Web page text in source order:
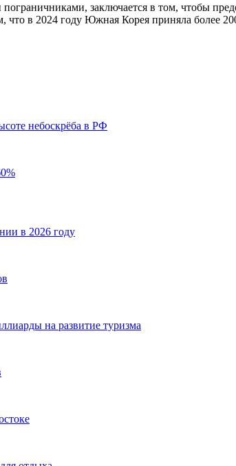
заключается в том, чтобы
в 2024 году Южная Корея приняла более
небоскрёба в РФ
в 2026 году
на развитие туризма